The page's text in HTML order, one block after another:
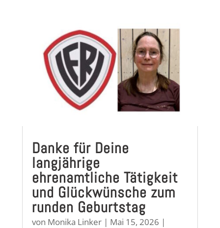
Danke für Deine
langjährige
ehrenamtliche Tätigkeit
und Glückwünsche zum
runden Geburtstag
von Monika Linker| Mai 15, 2026 |